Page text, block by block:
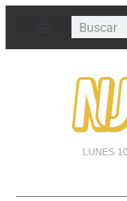
LUNES